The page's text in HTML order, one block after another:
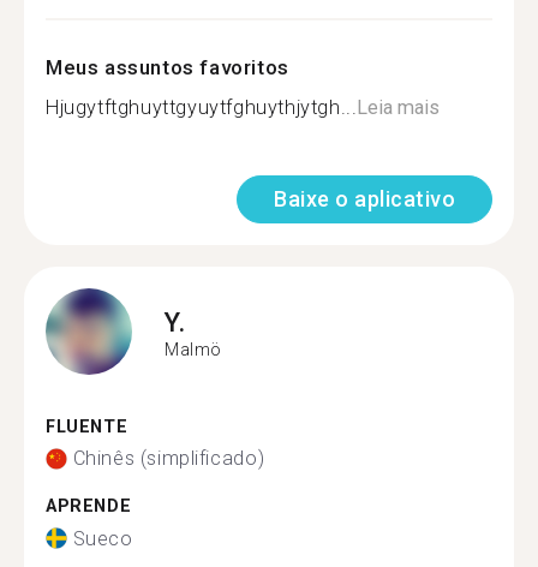
Meus assuntos favoritos
Hjugytftghuyttgyuytfghuythjytgh... Leia mais
Baixe o aplicativo
Y.
Malmö
FLUENTE
Chinês (simplificado)
APRENDE
Sueco